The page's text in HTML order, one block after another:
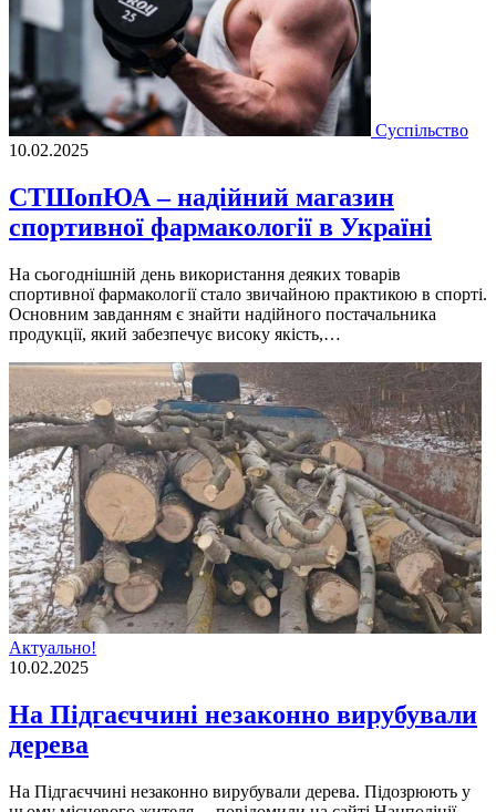
Суспільство
10.02.2025
СТШопЮА – надійний магазин
спортивної фармакології в Україні
На сьогоднішній день використання деяких товарів
спортивної фармакології стало звичайною практикою в спорті.
Основним завданням є знайти надійного постачальника
продукції, який забезпечує високу якість,…
Актуально!
10.02.2025
На Підгаєччині незаконно вирубували
дерева
На Підгаєччині незаконно вирубували дерева. Підозрюють у